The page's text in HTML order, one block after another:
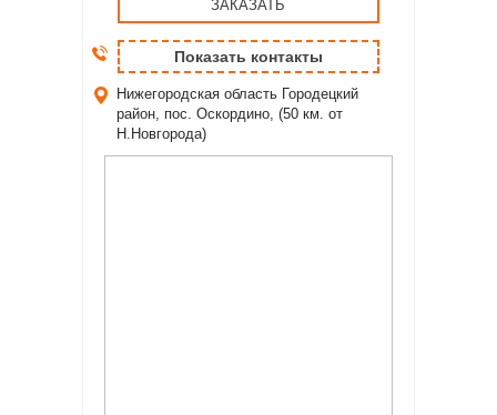
ЗАКАЗАТЬ
Показать контакты
Нижегородская область Городецкий
район, пос. Оскордино, (50 км. от
Н.Новгорода)